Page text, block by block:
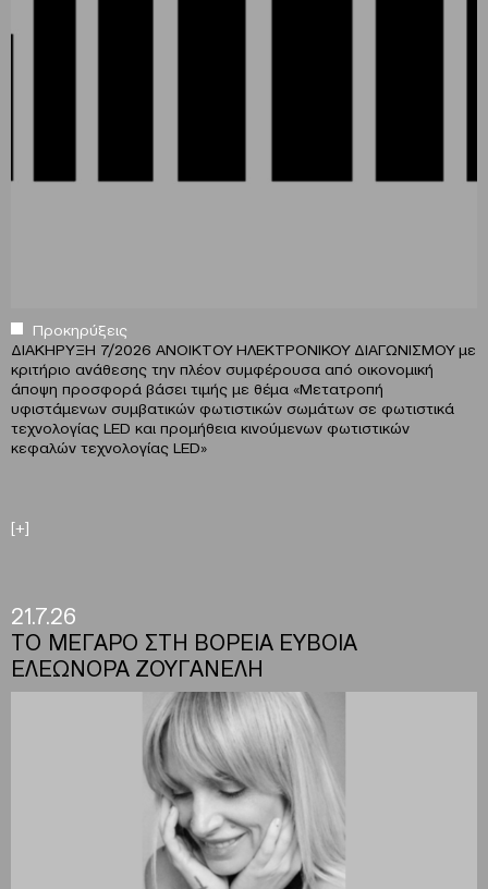
Προκηρύξεις
ΔΙΑΚΗΡΥΞΗ 7/2026 ΑΝΟΙΚΤΟΥ ΗΛΕΚΤΡΟΝΙΚΟΥ ΔΙΑΓΩΝΙΣΜΟΥ με
κριτήριο ανάθεσης την πλέον συμφέρουσα από οικονομική
άποψη προσφορά βάσει τιμής με θέμα «Μετατροπή
υφιστάμενων συμβατικών φωτιστικών σωμάτων σε φωτιστικά
τεχνολογίας LED και προμήθεια κινούμενων φωτιστικών
κεφαλών τεχνολογίας LED»
[+]
21.7.26
ΤΟ ΜΕΓΑΡΟ ΣΤΗ ΒΟΡΕΙΑ ΕΥΒΟΙΑ
ΕΛΕΩΝΟΡΑ ΖΟΥΓΑΝΕΛΗ